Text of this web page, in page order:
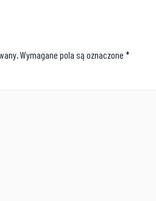
Wymagane pola są oznaczone *